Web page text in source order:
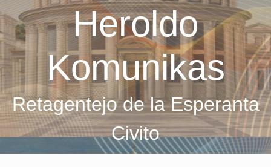
Heroldo
Komunikas
Retagentejo de la Esperanta
Civito